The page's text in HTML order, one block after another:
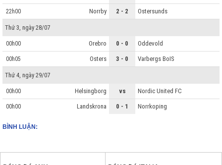
22h00 Norrby 2 - 2 Ostersunds
Thứ 3, ngày 28/07
00h00 Orebro 0 - 0 Oddevold
00h05 Osters 3 - 0 Varbergs BoIS
Thứ 4, ngày 29/07
00h00 Helsingborg vs Nordic United FC
00h00 Landskrona 0 - 1 Norrkoping
BÌNH LUẬN: